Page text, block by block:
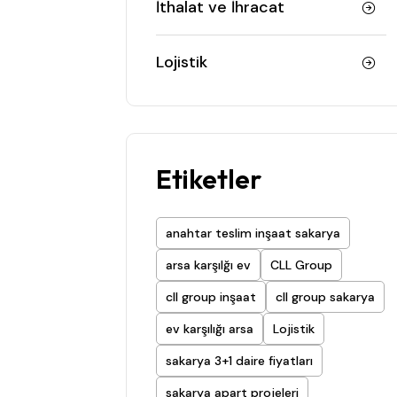
İthalat ve İhracat
Lojistik
Etiketler
anahtar teslim inşaat sakarya
arsa karşılğı ev
CLL Group
cll group inşaat
cll group sakarya
ev karşılığı arsa
Lojistik
sakarya 3+1 daire fiyatları
sakarya apart projeleri